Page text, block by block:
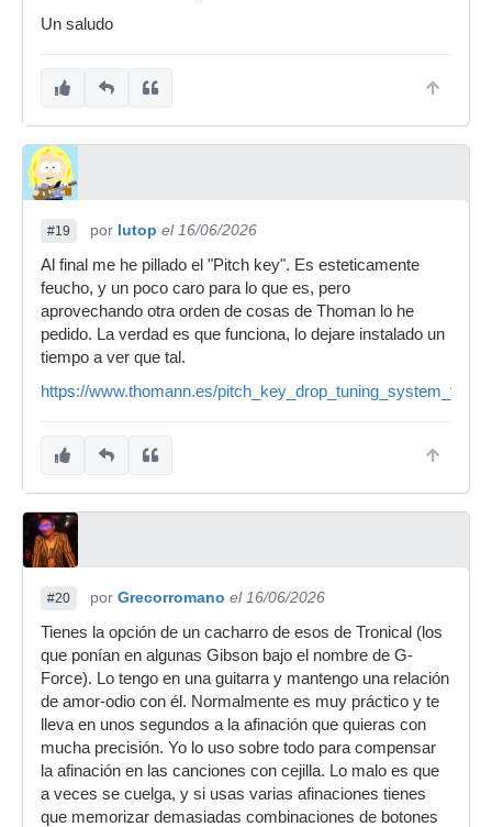
Un saludo
#19 por lutop el 16/06/2026
Al final me he pillado el "Pitch key". Es esteticamente
feucho, y un poco caro para lo que es, pero
aprovechando otra orden de cosas de Thoman lo he
pedido. La verdad es que funciona, lo dejare instalado un
tiempo a ver que tal.
https://www.thomann.es/
#20 por Grecorromano el 16/06/2026
Tienes la opción de un cacharro de esos de Tronical (los
que ponían en algunas Gibson bajo el nombre de G-
Force). Lo tengo en una guitarra y mantengo una relación
de amor-odio con él. Normalmente es muy práctico y te
lleva en unos segundos a la afinación que quieras con
mucha precisión. Yo lo uso sobre todo para compensar
la afinación en las canciones con cejilla. Lo malo es que
a veces se cuelga, y si usas varias afinaciones tienes
que memorizar demasiadas combinaciones de botones